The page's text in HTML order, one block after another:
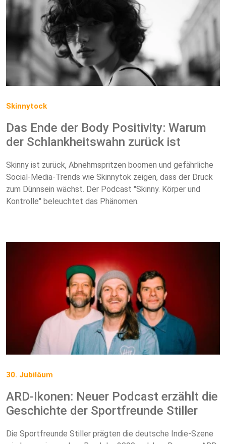
Skinnytock
Das Ende der Body Positivity: Warum
der Schlankheitswahn zurück ist
Skinny ist zurück, Abnehmspritzen boomen und gefährliche
Social-Media-Trends wie Skinnytok zeigen, dass der Druck
zum Dünnsein wächst. Der Podcast "Skinny. Körper und
Kontrolle" beleuchtet das Phänomen.
30. Jubiläum
ARD-Ikonen: Neuer Podcast erzählt die
Geschichte der Sportfreunde Stiller
Die Sportfreunde Stiller prägten die deutsche Indie-Szene